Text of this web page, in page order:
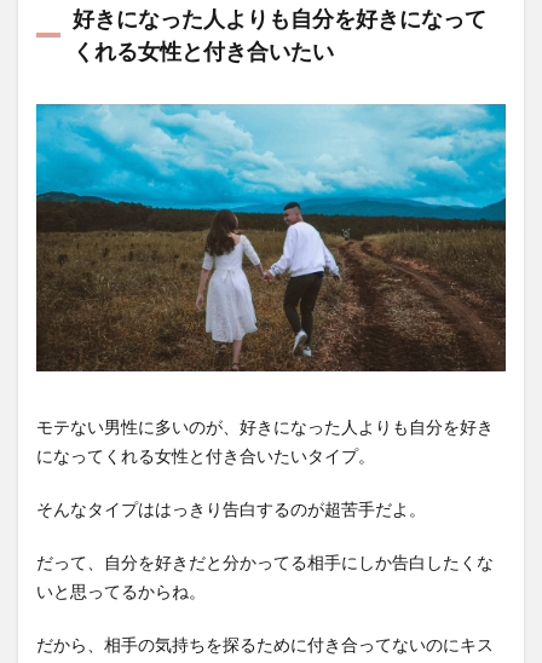
好きになった人よりも自分を好きになって
くれる女性と付き合いたい
モテない男性に多いのが、好きになった人よりも自分を好き
になってくれる女性と付き合いたいタイプ。
そんなタイプははっきり告白するのが超苦手だよ。
だって、自分を好きだと分かってる相手にしか告白したくな
いと思ってるからね。
だから、相手の気持ちを探るために付き合ってないのにキス